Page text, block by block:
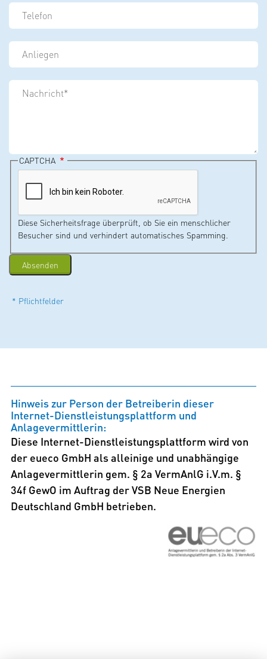
CAPTCHA
Diese Sicherheitsfrage überprüft, ob Sie ein menschlicher
Besucher sind und verhindert automatisches Spamming.
* Pflichtfelder
Hinweis zur Person der Betreiberin dieser
Internet-Dienstleistungsplattform und
Anlagevermittlerin:
Diese Internet-Dienstleistungsplattform wird von
der eueco GmbH als alleinige und unabhängige
Anlagevermittlerin gem. § 2a VermAnlG i.V.m. §
34f GewO im Auftrag der VSB Neue Energien
Deutschland GmbH betrieben.